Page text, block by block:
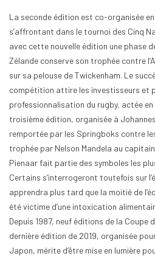
La seconde édition est co-organisée en
s’affrontant dans le tournoi des Cinq
avec cette nouvelle édition une phase
Zélande conserve son trophée contre
sur sa pelouse de Twickenham. Le
compétition attire les investisseurs et
professionnalisation du rugby, actée en
troisième édition, organisée à
remportée par les Springboks contre
trophée par Nelson Mandela au
Pienaar fait partie des symboles les
Certains s’interrogeront toutefois sur
apprendra plus tard que la moitié de
été victime d’une intoxication
Depuis 1987, neuf éditions de la Coupe
dernière édition de 2019, organisée
Japon, mérite d’être mise en lumière